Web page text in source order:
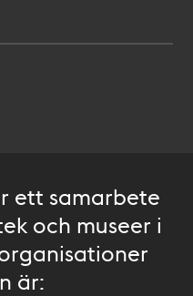
ett samarbete
och museer i
är: